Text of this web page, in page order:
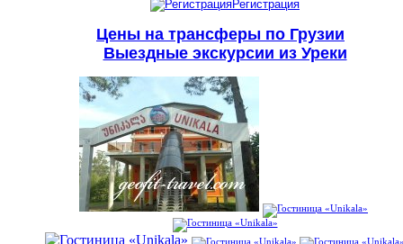
Регистрация
Цены на трансферы по Грузии
Выездные экскурсии из Уреки